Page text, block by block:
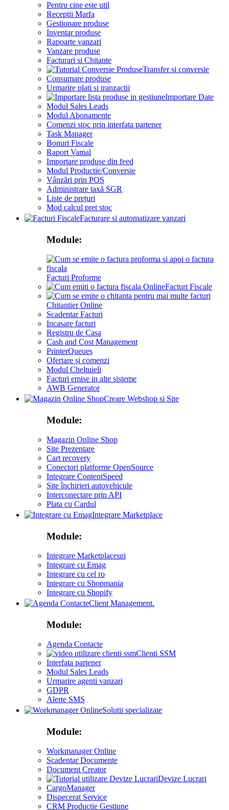
Pentru cine este util
Receptii Marfa
Gestionare produse
Inventar produse
Rapoarte vanzari
Vanzare produse
Facturari si Chitante
Transfer si conversie
Consumare produse
Urmarire plati si tranzactii
Importare Date
Modul Sales Leads
Modul Abonamente
Comenzi stoc prin interfata partener
Task Manager
Bonuri Fiscale
Raport Vamal
Importare produse din feed
Modul Productie/Conversie
Vânzări prin POS
Administrare taxă SGR
Liste de prețuri
Mod calcul pret stoc
Facturare si automatizare vanzari
Module:
Facturi Proforme
Facturi Fiscale
Chitantier Online
Scadentar Facturi
Incasare facturi
Registru de Casa
Cash and Cost Management
PrinterQueues
Ofertare și comenzi
Modul Cheltuieli
Facturi emise in alte sisteme
AWB Generator
Creare Webshop si Site
Module:
Magazin Online Shop
Site Prezentare
Cart recovery
Conectori platforme OpenSource
Integrare ContentSpeed
Site închirieri autovehicule
Interconectare prin API
Plata cu Cardul
Integrare Marketplace
Module:
Integrare Marketplaceuri
Integrare cu Emag
Integrare cu cel ro
Integrare cu Shopmania
Integrare cu Shopify
Client Management.
Module:
Agenda Contacte
Clienti SSM
Interfata partener
Modul Sales Leads
Urmarire agenti vanzari
GDPR
Alerte SMS
Solutii specializate
Module:
Workmanager Online
Scadentar Documente
Document Creator
Devize Lucrari
CargoManager
Dispecerat Service
CRM Productie Gestiune